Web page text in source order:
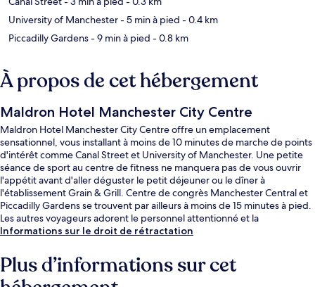
University of Manchester- 5 min à pied - 0.4 km
Piccadilly Gardens- 9 min à pied - 0.8 km
À propos de cet hébergement
Maldron Hotel Manchester City Centre
Maldron Hotel Manchester City Centre offre un emplacement
sensationnel, vous installant à moins de 10 minutes de marche de points
d'intérêt comme Canal Street et University of Manchester. Une petite
séance de sport au centre de fitness ne manquera pas de vous ouvrir
l'appétit avant d'aller déguster le petit déjeuner ou le dîner à
l'établissement Grain & Grill. Centre de congrès Manchester Central et
Piccadilly Gardens se trouvent par ailleurs à moins de 15 minutes à pied.
Les autres voyageurs adorent le personnel attentionné et la
présentation générale. L'hébergement se situe à une très courte
Square se trouve à 9 min et Arrêt de métro léger Piccadilly Gardens, à 11
min.
Informations sur le droit de rétractation
Plus d’informations sur cet